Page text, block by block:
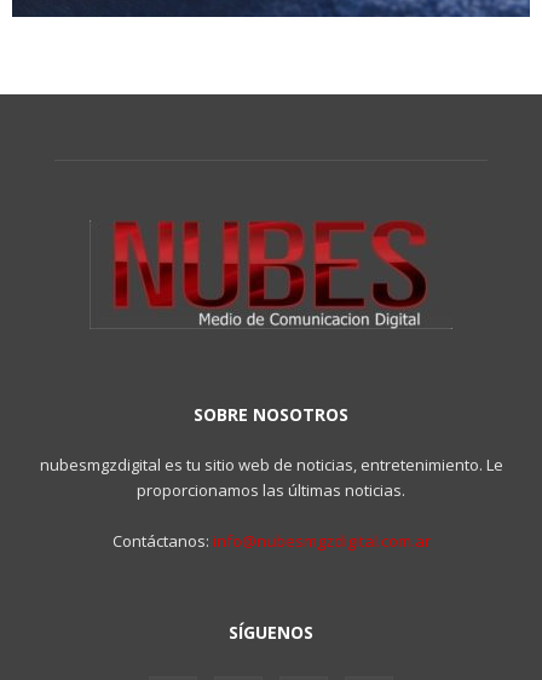
SOBRE NOSOTROS
nubesmgzdigital es tu sitio web de noticias, entretenimiento. Le
proporcionamos las últimas noticias.
Contáctanos: info@nubesmgzdigital.com.ar
SÍGUENOS